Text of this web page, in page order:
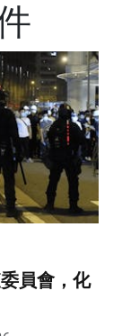
員會，化